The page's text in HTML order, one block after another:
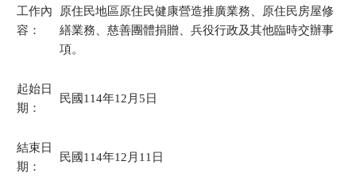
工作內
容：
原住民地區原住民健康營造推廣業務、原住民房屋修
繕業務、慈善團體捐贈、兵役行政及其他臨時交辦事
項。
起始日
期：
民國114年12月5日
結束日
期：
民國114年12月11日